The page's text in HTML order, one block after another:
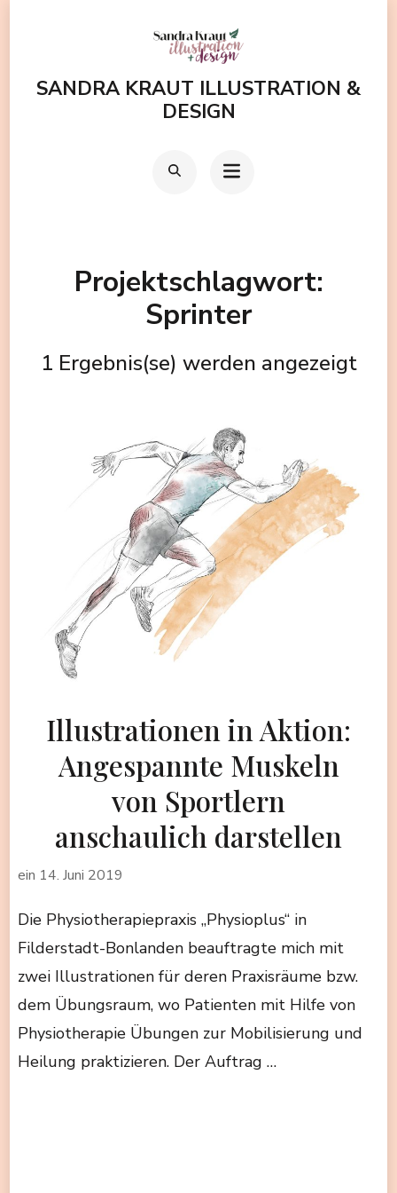
(EnterSANDRA KRAUT ILLUSTRATION &
DESIGN
Projektschlagwort:
Sprinter
1 Ergebnis(se) werden angezeigt
Illustrationen in Aktion:
Angespannte Muskeln
von Sportlern
anschaulich darstellen
ein 14. Juni 2019
Die Physiotherapiepraxis „Physioplus“ in
Filderstadt-Bonlanden beauftragte mich mit
zwei Illustrationen für deren Praxisräume bzw.
dem Übungsraum, wo Patienten mit Hilfe von
Physiotherapie Übungen zur Mobilisierung und
Heilung praktizieren. Der Auftrag …